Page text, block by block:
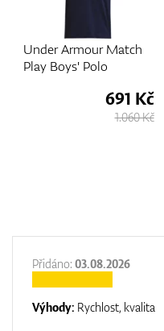
Under Armour Match
Play Boys' Polo
691 Kč
1.060 Kč
Přidáno: 03.08.2026
Výhody: Rychlost, kvalita